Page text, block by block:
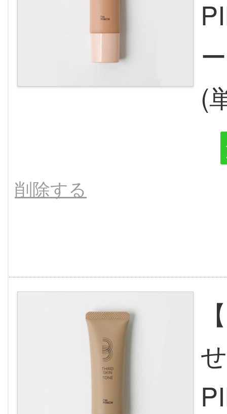
(
削除する